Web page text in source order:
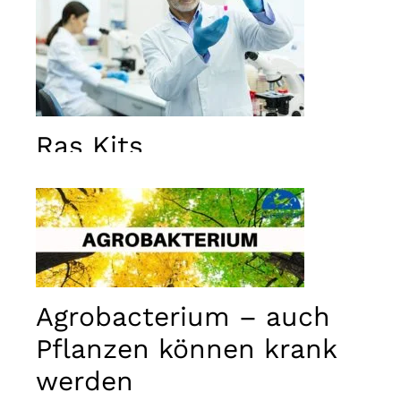
Ras Kits
Agrobacterium – auch
Pflanzen können krank
werden